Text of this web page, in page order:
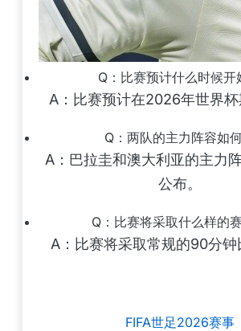
Q：比赛预计什么时候开
A：比赛预计在2026年世界杯
Q：两队的主力阵容如
A：巴拉圭和澳大利亚的主力
公布。
Q：比赛将采取什么样的
A：比赛将采取常规的90分钟
FIFA世足2026赛事